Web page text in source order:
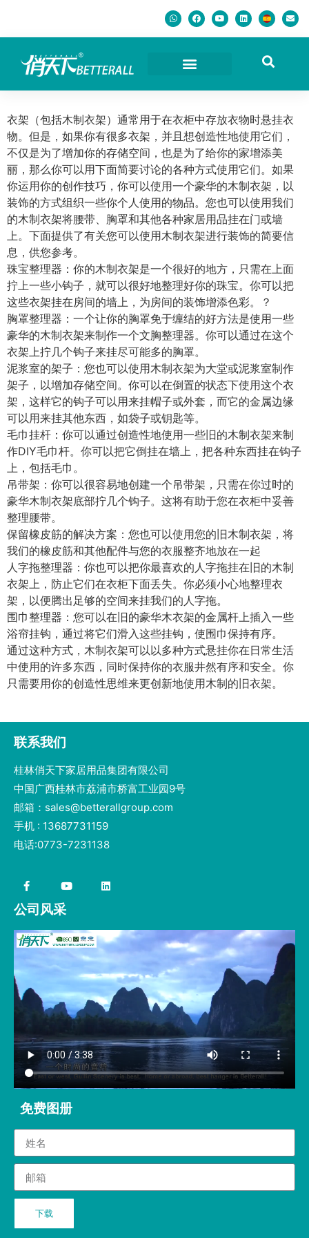
衣架（包括木制衣架）通常用于在衣柜中存放衣物时悬挂衣
物。但是，如果你有很多衣架，并且想创造性地使用它们，
不仅是为了增加你的存储空间，也是为了给你的家增添美
丽，那么你可以用下面简要讨论的各种方式使用它们。如果
你运用你的创作技巧，你可以使用一个豪华的木制衣架，以
装饰的方式组织一些你个人使用的物品。您也可以使用我们
的木制衣架将腰带、胸罩和其他各种家居用品挂在门或墙
上。下面提供了有关您可以使用木制衣架进行装饰的简要信
息，供您参考。
珠宝整理器：你的木制衣架是一个很好的地方，只需在上面
拧上一些小钩子，就可以很好地整理好你的珠宝。你可以把
这些衣架挂在房间的墙上，为房间的装饰增添色彩。？
胸罩整理器：一个让你的胸罩免于缠结的好方法是使用一些
豪华的木制衣架来制作一个文胸整理器。你可以通过在这个
衣架上拧几个钩子来挂尽可能多的胸罩。
泥浆室的架子：您也可以使用木制衣架为大堂或泥浆室制作
架子，以增加存储空间。你可以在倒置的状态下使用这个衣
架，这样它的钩子可以用来挂帽子或外套，而它的金属边缘
可以用来挂其他东西，如袋子或钥匙等。
毛巾挂杆：你可以通过创造性地使用一些旧的木制衣架来制
作DIY毛巾杆。你可以把它倒挂在墙上，把各种东西挂在钩子
上，包括毛巾。
吊带架：你可以很容易地创建一个吊带架，只需在你过时的
豪华木制衣架底部拧几个钩子。这将有助于您在衣柜中妥善
整理腰带。
保留橡皮筋的解决方案：您也可以使用您的旧木制衣架，将
我们的橡皮筋和其他配件与您的衣服整齐地放在一起
人字拖整理器：你也可以把你最喜欢的人字拖挂在旧的木制
衣架上，防止它们在衣柜下面丢失。你必须小心地整理衣
架，以便腾出足够的空间来挂我们的人字拖。
围巾整理器：您可以在旧的豪华木衣架的金属杆上插入一些
浴帘挂钩，通过将它们滑入这些挂钩，使围巾保持有序。
通过这种方式，木制衣架可以以多种方式悬挂你在日常生活
中使用的许多东西，同时保持你的衣服井然有序和安全。你
只需要用你的创造性思维来更创新地使用木制的旧衣架。
联系我们
桂林俏天下家居用品集团有限公司
中国广西桂林市荔浦市桥富工业园9号
邮箱：sales@betterallgroup.com
手机 : 13687731159
电话:0773-7231138
公司风采
免费图册
下载